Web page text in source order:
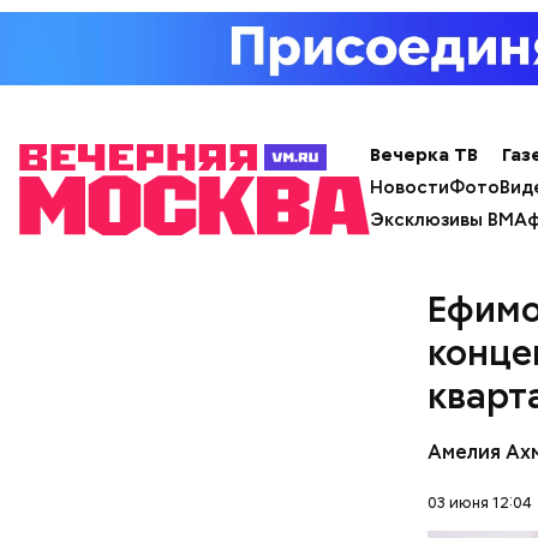
Вечерка ТВ
НовостиФото
Эксклюзивы ВМ
Амелия
03 июня 12:04
С
человек